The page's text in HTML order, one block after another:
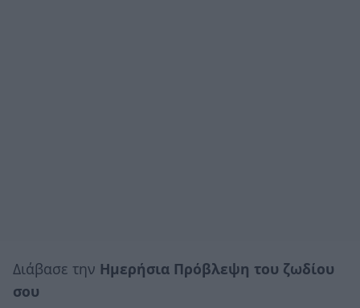
Διάβασε την Ημερήσια Πρόβλεψη του ζωδίου
σου